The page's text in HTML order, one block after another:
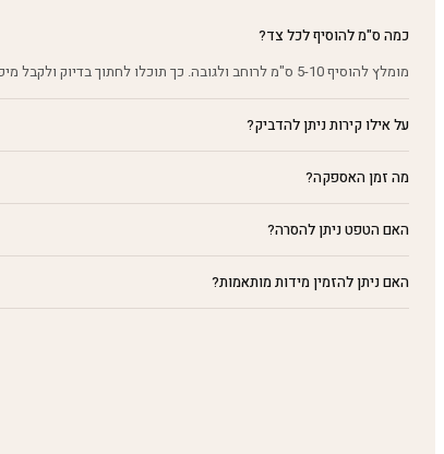
כמה ס"מ להוסיף לכל צד?
מומלץ להוסיף 5-10 ס"מ לרוחב ולגובה. כך תוכלו לחתוך בדיוק ולקבל מיפוי מושלם על הקיר.
על אילו קירות ניתן להדביק?
מה זמן האספקה?
האם הטפט ניתן להסרה?
האם ניתן להזמין מידות מותאמות?